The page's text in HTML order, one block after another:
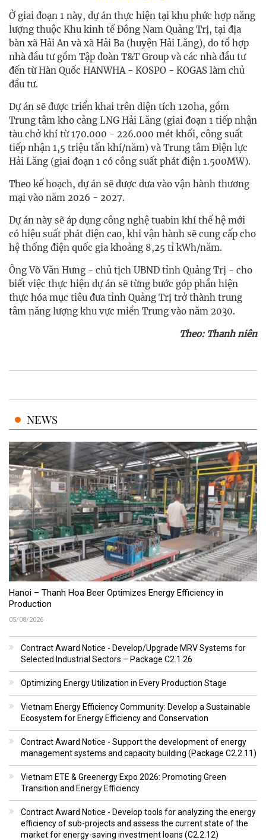
Ở giai đoạn 1 này, dự án thực hiện tại khu phức hợp năng
lượng thuộc Khu kinh tế Đông Nam Quảng Trị, tại địa
bàn xã Hải An và xã Hải Ba (huyện Hải Lăng), do tổ hợp
nhà đầu tư gồm Tập đoàn T&T Group và các nhà đầu tư
đến từ Hàn Quốc HANWHA - KOSPO - KOGAS làm chủ
đầu tư.
Dự án sẽ được triển khai trên diện tích 120ha, gồm
Trung tâm kho cảng LNG Hải Lăng (giai đoạn 1 tiếp nhận
tàu chở khí từ 170.000 - 226.000 mét khối, công suất
tiếp nhận 1,5 triệu tấn khí/năm) và Trung tâm Điện lực
Hải Lăng (giai đoạn 1 có công suất phát điện 1.500MW).
Theo kế hoạch, dự án sẽ được đưa vào vận hành thương
mại vào năm 2026 - 2027.
Dự án này sẽ áp dụng công nghệ tuabin khí thế hệ mới
có hiệu suất phát điện cao, khi vận hành sẽ cung cấp cho
hệ thống điện quốc gia khoảng 8,25 tỉ kWh/năm.
Ông Võ Văn Hưng - chủ tịch UBND tỉnh Quảng Trị - cho
biết việc thực hiện dự án sẽ từng bước góp phần hiện
thực hóa mục tiêu đưa tỉnh Quảng Trị trở thành trung
tâm năng lượng khu vực miền Trung vào năm 2030.
Theo: Thanh niên
NEWS
Hanoi – Thanh Hoa Beer Optimizes Energy Efficiency in
Production
05/08/2026
Contract Award Notice - Develop/Upgrade MRV Systems for
Selected Industrial Sectors – Package C2.1.26
Optimizing Energy Utilization in Every Production Stage
Vietnam Energy Efficiency Community: Develop a Sustainable
Ecosystem for Energy Efficiency and Conservation
Contract Award Notice - Support the development of energy
management systems and capacity building (Package C2.2.11)
Vietnam ETE & Greenergy Expo 2026: Promoting Green
Transition and Energy Efficiency
Contract Award Notice - Develop tools for analyzing the energy
efficiency of sub-projects and assess the current state of the
market for energy-saving investment loans (C2.2.12)